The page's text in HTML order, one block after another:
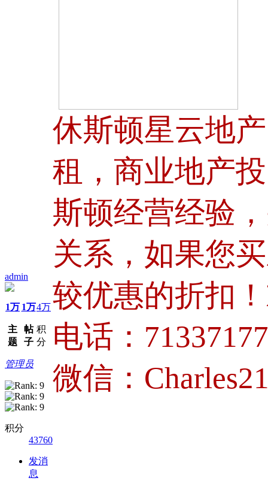
admin
1万
主
题
1万
帖
子
4万
积
分
管理员
积分
43760
发消
息
休斯顿星云地
租，商业地产
斯顿经营经验
关系，如果您
较优惠的折扣！
电话：
微信：